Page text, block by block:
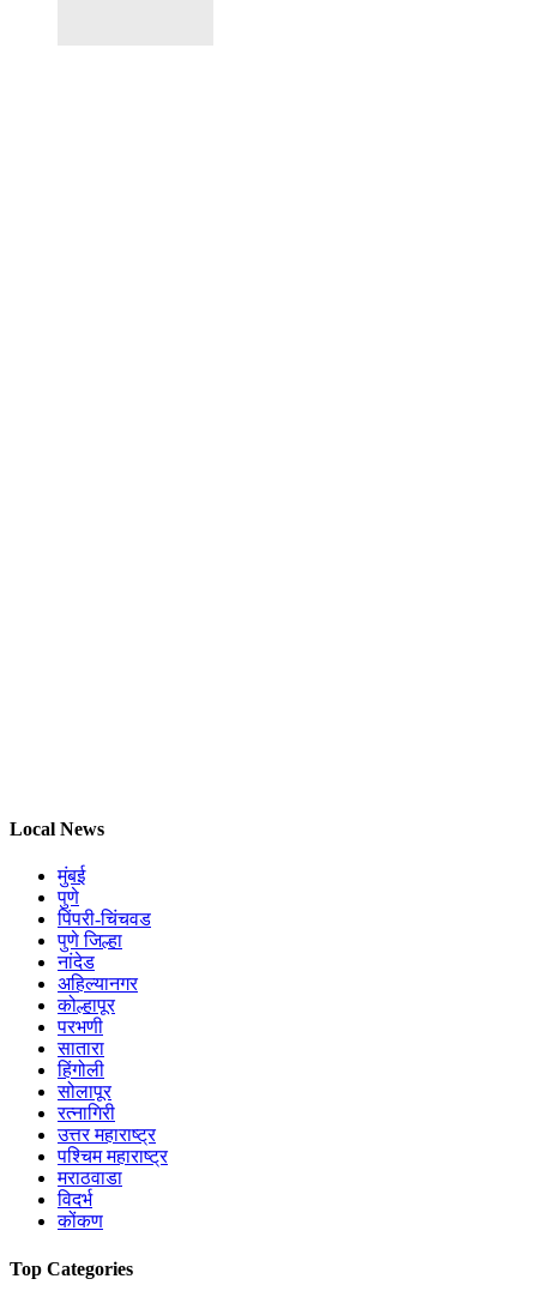
Local News
मुंबई
पुणे
पिंपरी-चिंचवड
पुणे जिल्हा
नांदेड
अहिल्यानगर
कोल्हापूर
परभणी
सातारा
हिंगोली
सोलापूर
रत्नागिरी
उत्तर महाराष्ट्र
पश्चिम महाराष्ट्र
मराठवाडा
विदर्भ
कोंकण
Top Categories